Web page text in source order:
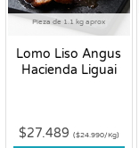
Pieza de 1.1 kg aprox
Lomo Liso Angus
Hacienda Liguai
$27.489 ($24.990/Kg)